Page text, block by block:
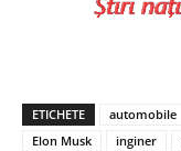
ETICHETE automobile
Elon Musk
inginer